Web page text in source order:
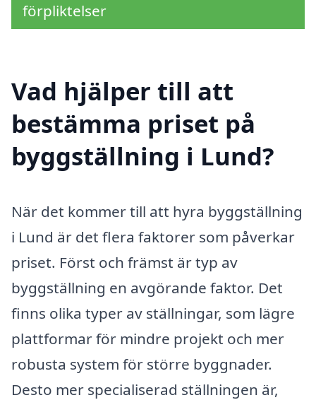
förpliktelser
Vad hjälper till att
bestämma priset på
byggställning i Lund?
När det kommer till att hyra byggställning
i Lund är det flera faktorer som påverkar
priset. Först och främst är typ av
byggställning en avgörande faktor. Det
finns olika typer av ställningar, som lägre
plattformar för mindre projekt och mer
robusta system för större byggnader.
Desto mer specialiserad ställningen är,